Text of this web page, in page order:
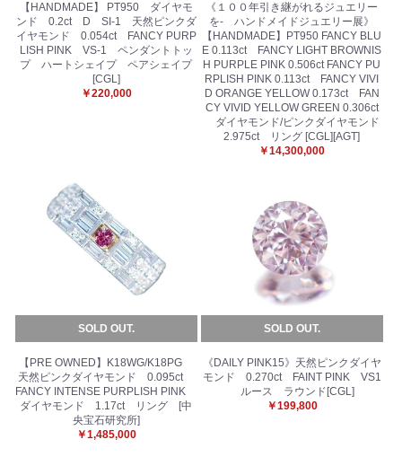
【HANDMADE】 PT950 ダイヤモ
ンド 0.2ct D SI-1 天然ピンクダ
イヤモンド 0.054ct FANCY PURP
LISH PINK VS-1 ペンダントトッ
プ ハートシェイプ ペアシェイプ
[CGL]
￥220,000
《１００年引き継がれるジュエリー
を- ハンドメイドジュエリー展》
【HANDMADE】PT950 FANCY BLU
E 0.113ct FANCY LIGHT BROWNIS
H PURPLE PINK 0.506ct FANCY PU
RPLISH PINK 0.113ct FANCY VIVI
D ORANGE YELLOW 0.173ct FAN
CY VIVID YELLOW GREEN 0.306ct
ダイヤモンド/ピンクダイヤモンド
2.975ct リング [CGL][AGT]
￥14,300,000
SOLD OUT.
【PRE OWNED】K18WG/K18PG
天然ピンクダイヤモンド 0.095ct
FANCY INTENSE PURPLISH PINK
ダイヤモンド 1.17ct リング [中
央宝石研究所]
￥1,485,000
SOLD OUT.
《DAILY PINK15》天然ピンクダイヤ
モンド 0.270ct FAINT PINK VS1
ルース ラウンド[CGL]
￥199,800